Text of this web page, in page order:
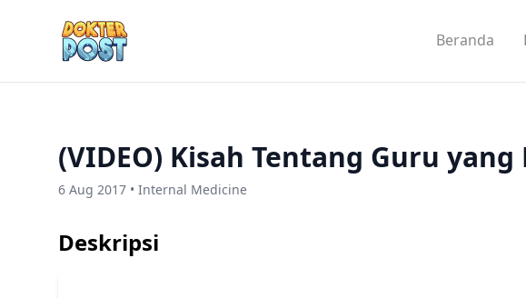
Beranda
(VIDEO) Kisah Tentang Guru
6 Aug 2017 • Internal Medicine
Deskripsi